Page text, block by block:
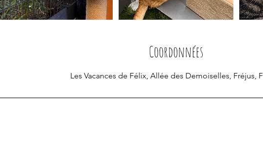
Coordonnées
Les Vacances de Félix, Allée des Demoiselles, Fréjus,